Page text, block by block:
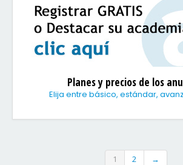
Planes y precios de los
Elija entre básico, estándar,
1 2 →